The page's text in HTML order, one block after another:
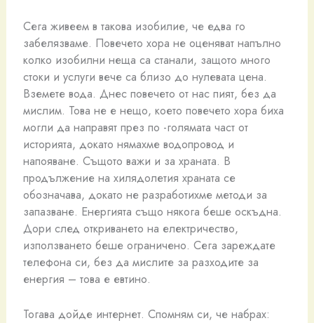
Сега живеем в такова изобилие, че едва го
забелязваме. Повечето хора не оценяват напълно
колко изобилни неща са станали, защото много
стоки и услуги вече са близо до нулевата цена.
Вземете вода. Днес повечето от нас пият, без да
мислим. Това не е нещо, което повечето хора биха
могли да направят през по -голямата част от
историята, докато нямахме водопровод и
напояване. Същото важи и за храната. В
продължение на хилядолетия храната се
обозначава, докато не разработихме методи за
запазване. Енергията също някога беше оскъдна.
Дори след откриването на електричество,
използването беше ограничено. Сега зареждате
телефона си, без да мислите за разходите за
енергия – това е евтино.
Тогава дойде интернет. Спомням си, че набрах: